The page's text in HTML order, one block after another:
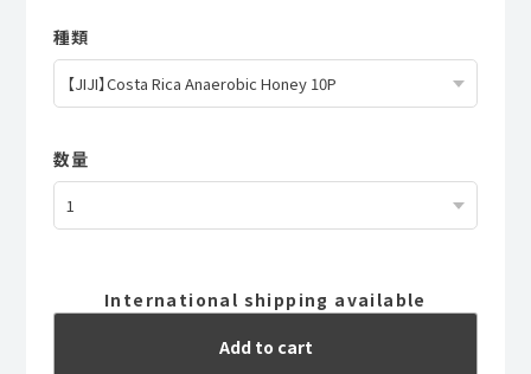
種類
数量
International shipping available
Add to cart